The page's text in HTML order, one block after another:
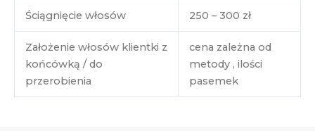
Ściągnięcie włosów 250 – 300 zł
Założenie włosów klientki z
końcówką / do
przerobienia
cena zależna od
metody , ilości
pasemek